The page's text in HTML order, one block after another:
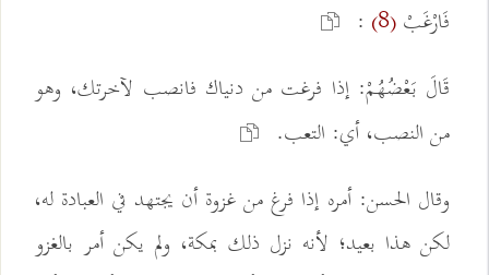
فَارْغَبْ(8)
:
قَالَ بَعْضُهُمْ: إذا فرغت من دنياك فانصب لآخرتك، وهو
من النصب، أي: التعب.
وقال الحسن: أمره إذا فرغ من غزوة أن يجتهد في العبادة له،
لكن هذا بعيد؛ لأنه نزل ذلك بمكة، ولم يكن أمر بالغزو